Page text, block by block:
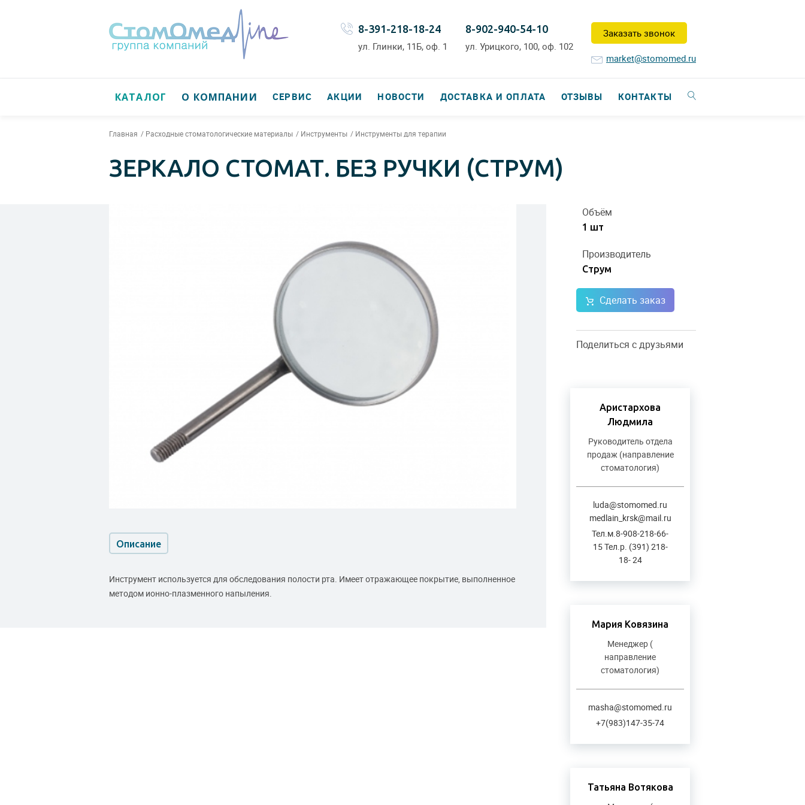
Заказать звонок
market@stomomed.ru
8-902-940-54-10
ул. Урицкого, 100, оф. 102
8-391-218-18-24
ул. Глинки, 11Б, оф. 1
КАТАЛОГ О КОМПАНИИ СЕРВИС АКЦИИ НОВОСТИ ДОСТАВКА И ОПЛАТА ОТЗЫВЫ КОНТАКТЫ
Главная Расходные стоматологические материалы Инструменты Инструменты для терапии
ЗЕРКАЛО СТОМАТ. БЕЗ РУЧКИ (СТРУМ)
Объём
1 шт
Производитель
Струм
Сделать заказ
Поделиться с друзьями
Аристархова
Людмила
Руководитель отдела
продаж (направление
стоматология)
luda@stomomed.ru
medlain_krsk@mail.ru
Тел.м.8-908-218-66-
15 Тел.р. (391) 218-
18- 24
Мария Ковязина
Менеджер (
направление
стоматология)
masha@stomomed.ru
+7(983)147-35-74
Татьяна Вотякова
Описание
Инструмент используется для обследования полости рта. Имеет отражающее покрытие, выполненное
методом ионно-плазменного напыления.